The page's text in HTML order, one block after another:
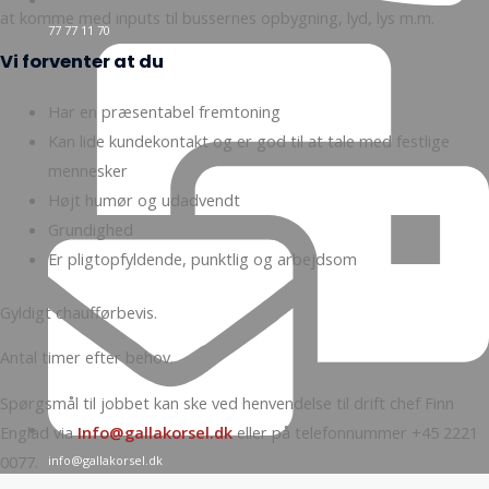
77 77 11 70
info@gallakorsel.dk
at komme med inputs til bussernes opbygning, lyd, lys m.m.
Vi forventer at du
Har en præsentabel fremtoning
Kan lide kundekontakt og er god til at tale med festlige
mennesker
Højt humør og udadvendt
Grundighed
Er pligtopfyldende, punktlig og arbejdsom
Gyldigt chaufførbevis.
Antal timer efter behov.
Spørgsmål til jobbet kan ske ved henvendelse til drift chef Finn
Englad viaInfo@gallakorsel.dk eller på telefonnummer +45 2221
0077.